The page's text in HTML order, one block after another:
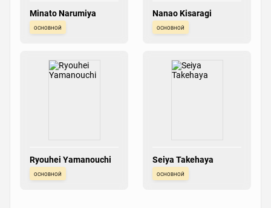
Minato Narumiya
основной
Nanao Kisaragi
основной
Ryouhei Yamanouchi
основной
Seiya Takehaya
основной